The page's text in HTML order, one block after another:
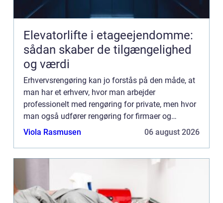
Elevatorlifte i etageejendomme:
sådan skaber de tilgængelighed
og værdi
Erhvervsrengøring kan jo forstås på den måde, at
man har et erhverv, hvor man arbejder
professionelt med rengøring for private, men hvor
man også udfører rengøring for firmaer og
virksomheder. Sådan et sted kunne
Viola Rasmusen 06 august 2026